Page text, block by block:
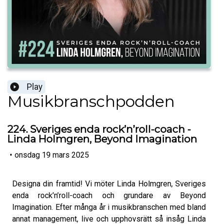
Play
Musikbranschpodden
224. Sveriges enda rock’n’roll-coach -
Linda Holmgren, Beyond Imagination
• onsdag 19 mars 2025
Designa din framtid! Vi möter Linda Holmgren, Sveriges
enda rock’n’roll-coach och grundare av Beyond
Imagination. Efter många år i musikbranschen med bland
annat management, live och upphovsrätt så insåg Linda